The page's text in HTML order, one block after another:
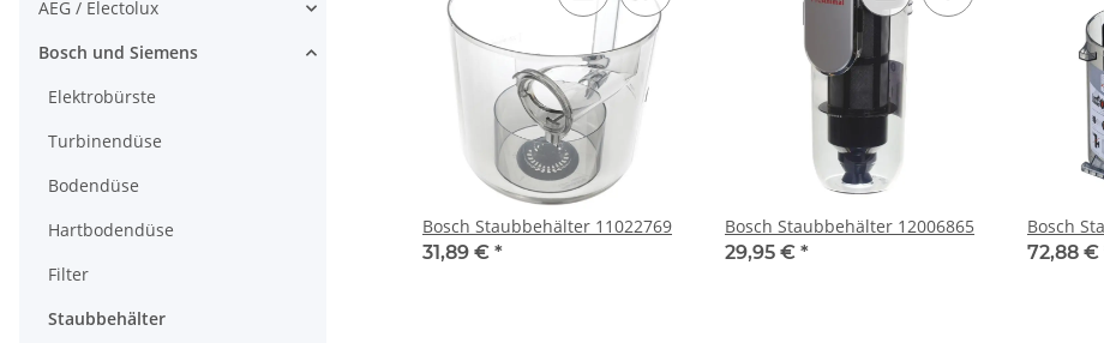
Bosch Staubbehälter 11022769
31,89 € *
Bosch Staubbehälter 12006865
29,95 € *
Bosch
72,88 €
AEG / Electolux
Bosch und Siemens
Elektrobürste
Turbinendüse
Bodendüse
Hartbodendüse
Filter
Staubbehälter